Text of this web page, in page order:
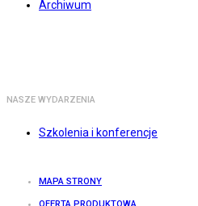
Archiwum
NASZE WYDARZENIA
Szkolenia i konferencje
MAPA STRONY